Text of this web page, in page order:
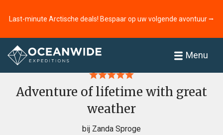
Last-minute Arctische deals! Bespaar op uw volgende avontuur ⭢
Menu
Home
Adventure of lifetime with great
weather
bij Zanda Sproge